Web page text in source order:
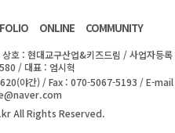
ONLINE COMMUNITY
호 : 현대교구산업&키즈드림 / 사업자등록
/ 대표 : 엄시혁
야간) / Fax : 070-5067-5193 / E-mail
All Rights Reserved.